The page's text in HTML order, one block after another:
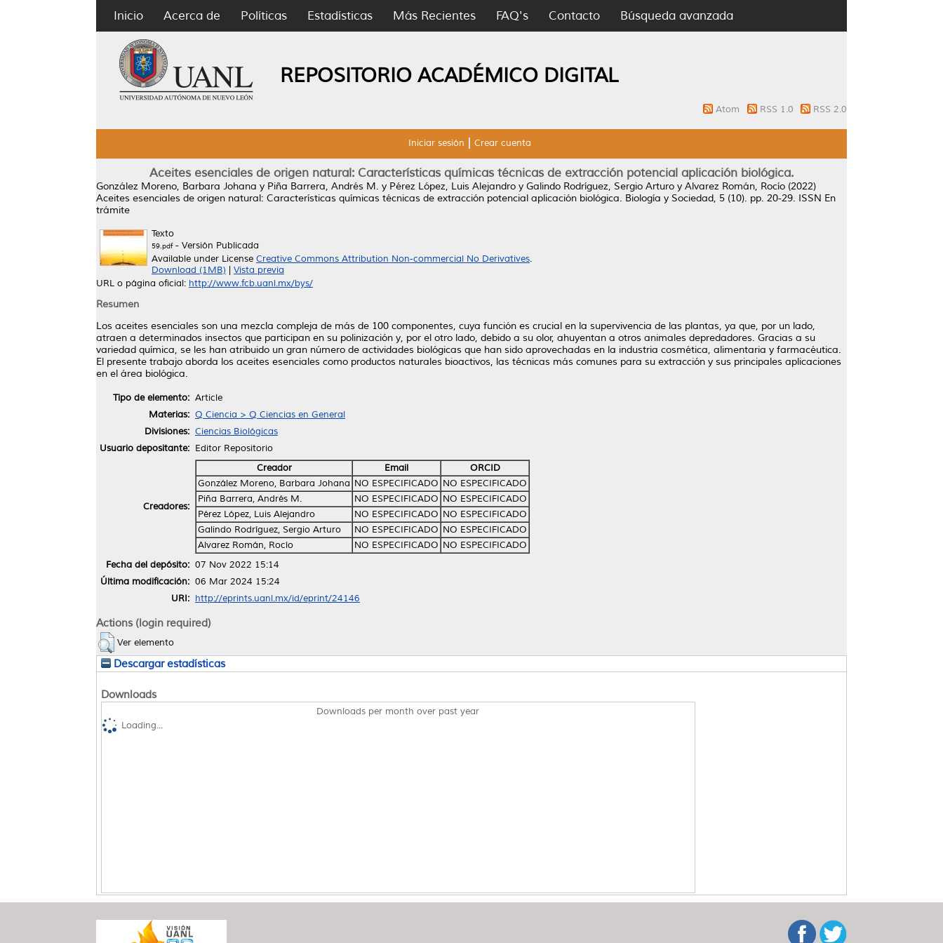
Inicio Acerca de Políticas Estadísticas Más Recientes FAQ's Contacto Búsqueda avanzada
REPOSITORIO ACADÉMICO DIGITAL
Atom RSS 1.0 RSS 2.0
Iniciar sesión Crear cuenta
Aceites esenciales de origen natural: Características químicas técnicas de extracción potencial aplicación biológica.
González Moreno, Barbara Johana y Piña Barrera, Andrés M. y Pérez López, Luis Alejandro y Galindo Rodríguez, Sergio Arturo y Alvarez Román, Rocío (2022)
Aceites esenciales de origen natural: Características químicas técnicas de extracción potencial aplicación biológica. Biología y Sociedad, 5 (10). pp. 20-29. ISSN En
trámite
Texto
59.pdf- Versión Publicada
Available under License Creative Commons Attribution Non-commercial No Derivatives.
Download (1MB)
Vista previa
URL o página oficial: http://www.fcb.uanl.mx/bys/
Resumen
Los aceites esenciales son una mezcla compleja de más de 100 componentes, cuya función es crucial en la supervivencia de las plantas, ya que, por un lado,
atraen a determinados insectos que participan en su polinización y, por el otro lado, debido a su olor, ahuyentan a otros animales depredadores. Gracias a su
variedad química, se les han atribuido un gran número de actividades biológicas que han sido aprovechadas en la industria cosmética, alimentaria y farmacéutica.
El presente trabajo aborda los aceites esenciales como productos naturales bioactivos, las técnicas más comunes para su extracción y sus principales aplicaciones
en el área biológica.
Tipo de elemento: Article
Materias: Q Ciencia > Q Ciencias en General
Divisiones: Ciencias Biológicas
Usuario depositante: Editor Repositorio
Creadores:
Creador Email
ORCID
González Moreno, Barbara Johana NO ESPECIFICADO NO ESPECIFICADO
Piña Barrera, Andrés M.
NO ESPECIFICADO NO ESPECIFICADO
Pérez López, Luis Alejandro
NO ESPECIFICADO NO ESPECIFICADO
Galindo Rodríguez, Sergio Arturo
NO ESPECIFICADO NO ESPECIFICADO
Alvarez Román, Rocío
NO ESPECIFICADO NO ESPECIFICADO
Fecha del depósito: 07 Nov 2022 15:14
Última modificación: 06 Mar 2024 15:24
URI: http://eprints.uanl.mx/id/eprint/24146
Actions (login required)
Ver elemento
Descargar estadísticas
Downloads
Downloads per month over past year
Loading...